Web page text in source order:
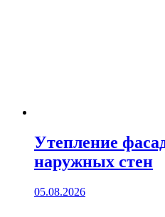
Утепление
наружных стен
05.08.2026